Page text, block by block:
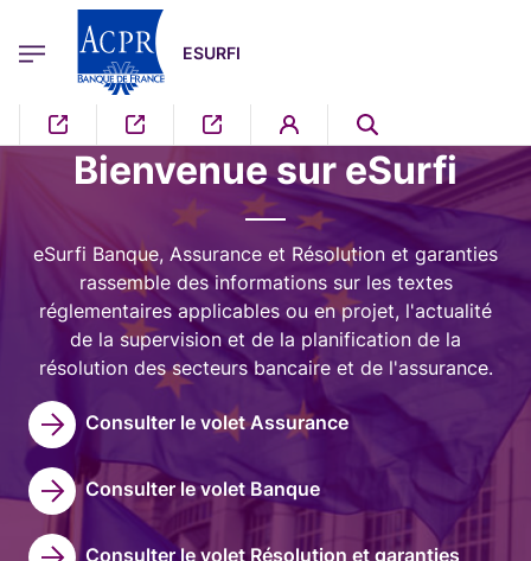
ESURFI Menu Principal
ESURFI
Image
Bienvenue sur eSurfi
eSurfi Banque, Assurance et Résolution et garanties
rassemble des informations sur les textes
réglementaires applicables ou en projet, l'actualité
de la supervision et de la planification de la
résolution des secteurs bancaire et de l'assurance.
Consulter le volet Assurance
Consulter le volet Banque
Consulter le volet Résolution et garanties